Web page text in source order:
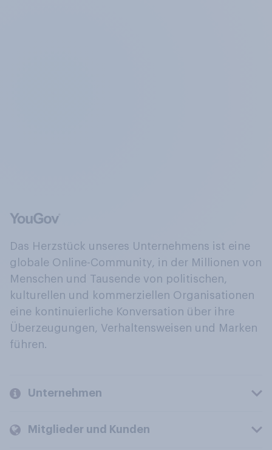
Das Herzstück unseres Unternehmens ist eine
globale Online-Community, in der Millionen von
Menschen und Tausende von politischen,
kulturellen und kommerziellen Organisationen
eine kontinuierliche Konversation über ihre
Überzeugungen, Verhaltensweisen und Marken
führen.
Unternehmen
Mitglieder und Kunden